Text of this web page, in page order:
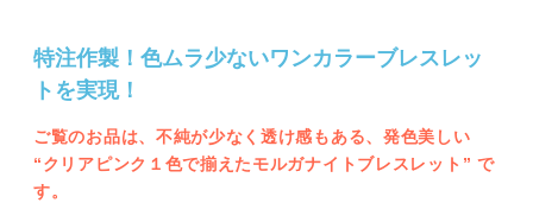
特注作製！色ムラ少ないワンカラーブレスレッ
トを実現！
ご覧のお品は、不純が少なく透け感もある、発色美しい
“クリアピンク１色で揃えたモルガナイトブレスレット” で
す。